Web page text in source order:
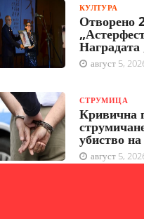
КУЛТУРА
Отворено
Наградата
август 5,
СТРУМИЦА
Кривична
убиство
август 5,